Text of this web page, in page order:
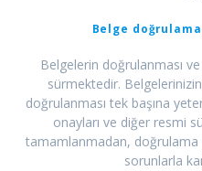
Belge
Belgelerin doğrulanması
sürmektedir.
doğrulanması tek başına
onayları ve diğer resmi
tamamlanmadan, doğrulama
sorunlarla